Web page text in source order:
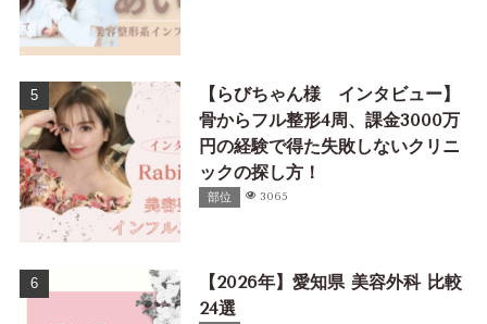
【らびちゃん様 インタビュー】
骨からフル整形4周、課金3000万
円の経験で得た失敗しないクリニ
ックの探し方！
部位 3065
【2026年】愛知県 美容外科 比較
24選